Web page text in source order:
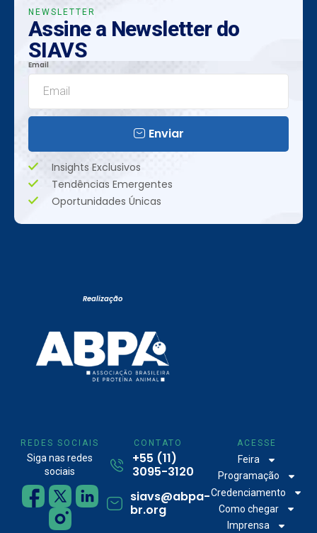
NEWSLETTER
Assine a Newsletter do
SIAVS
Email
Enviar
Insights Exclusivos
Tendências Emergentes
Oportunidades Únicas
Realização
REDES SOCIAIS
Siga nas redes
sociais
CONTATO
+55 (11)
3095-3120
siavs@abpa-
br.org
ACESSE
Feira
Programação
Credenciamento
Como chegar
Imprensa